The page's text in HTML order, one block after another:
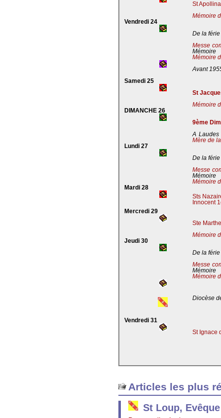
St
Mémoire
Vendredi 24
De la férie
Messe
Mémoire
Mémoire
Avant
Samedi 25
St
Mémoire
DIMANCHE 26
9ème
A
Mère de
Lundi 27
De la férie
Messe
Mémoire
Mémoire
Mardi 28
Sts
Innocent
Mercredi 29
Ste
Mémoire
Jeudi 30
De la férie
Messe
Mémoire
Mémoire
Diocèse
Vendredi 31
St Ignace
Articles les plus
St Loup,